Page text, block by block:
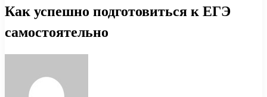
Как успешно подготовиться к ЕГЭ
самостоятельно